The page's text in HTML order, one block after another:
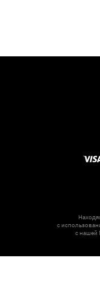
с
с нашей